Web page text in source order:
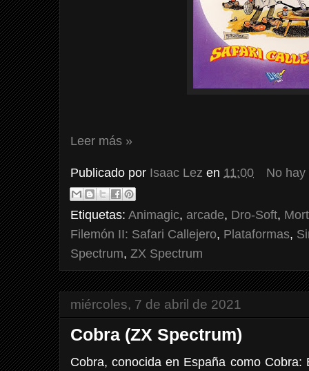
Leer más »
Publicado por Isaac Lez en 11:00 No
Etiquetas: Animagic, arcade, Dro-Soft,
Filemón II: Safari Callejero, Plataformas,
Spectrum, ZX Spectrum
miércoles, 7 de abril de 2021
Cobra (ZX Spectrum)
Cobra, conocida en España como